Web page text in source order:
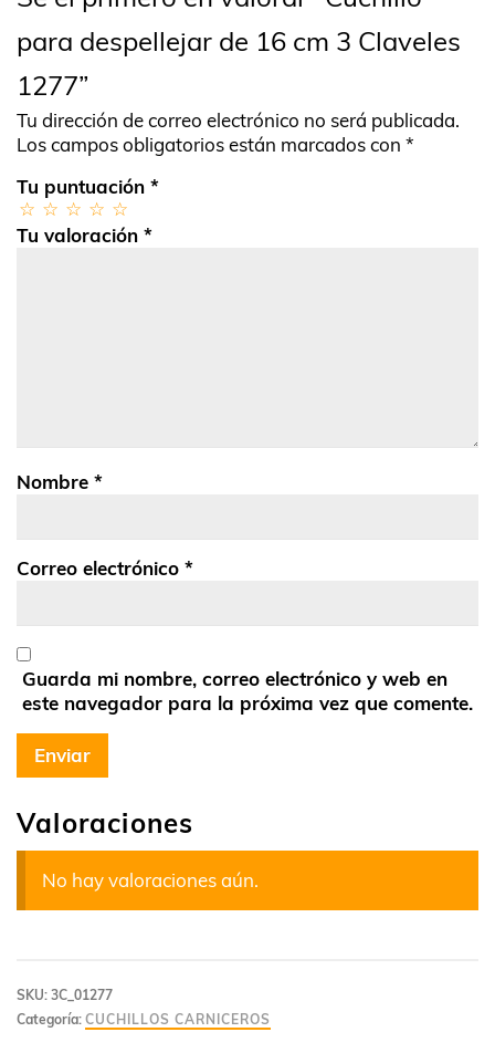
Valoraciones
No hay valoraciones aún.
para despellejar de 16 cm 3 Claveles
1277”
Tu dirección de correo electrónico no será publicada.
Los campos obligatorios están marcados con *
Tu puntuación *
Tu valoración *
Nombre *
Correo electrónico *
Guarda mi nombre, correo electrónico y web en
este navegador para la próxima vez que comente.
SKU: 3C_01277
Categoría: CUCHILLOS CARNICEROS